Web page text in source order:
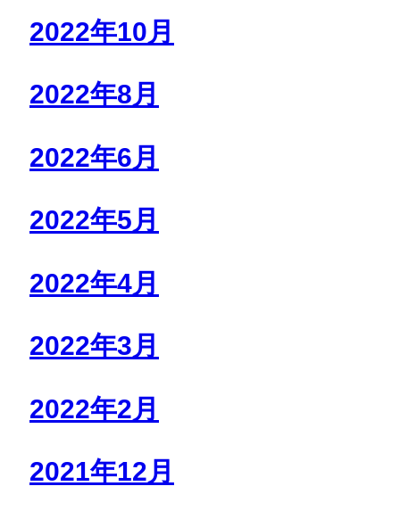
2022年10月
2022年8月
2022年6月
2022年5月
2022年4月
2022年3月
2022年2月
2021年12月